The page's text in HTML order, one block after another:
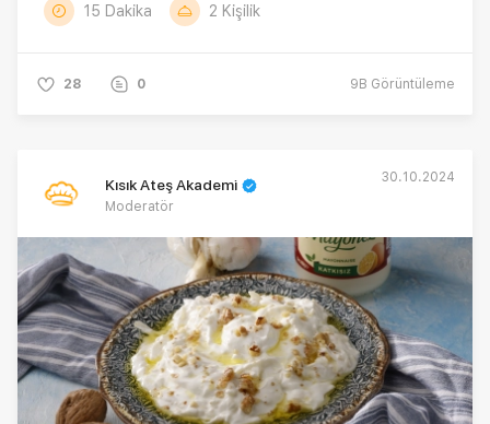
15 Dakika 2 Kişilik
28 0 9B Görüntüleme
Kısık Ateş Akademi
Moderatör
30.10.2024